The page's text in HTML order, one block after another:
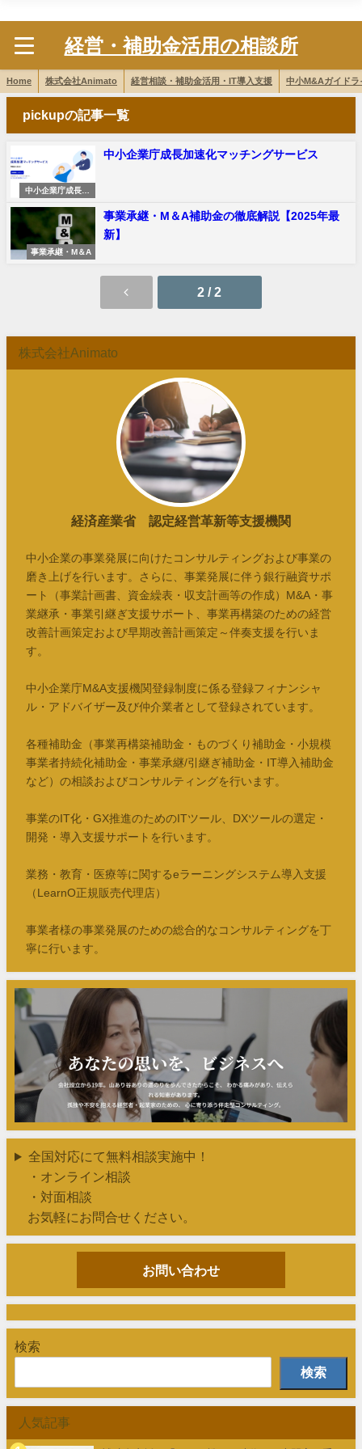
経営・補助金活用の相談所
Home 株式会社Animato 経営相談・補助金活用・IT導入支援 中小M&Aガイドラ
pickupの記事一覧
中小企業庁成長加
ービス
中小企業庁成長加速化マッチングサービス
事業承継・M＆A
事業承継・M＆A補助金の徹底解説【2025年最
新】
2 / 2
株式会社Animato
経済産業省 認定経営革新等支援機関
中小企業の事業発展に向けたコンサルティングおよび事業の
磨き上げを行います。さらに、事業発展に伴う銀行融資サポ
ート（事業計画書、資金繰表・収支計画等の作成）M&A・事
業継承・事業引継ぎ支援サポート、事業再構築のための経営
改善計画策定および早期改善計画策定～伴奏支援を行いま
す。
中小企業庁M&A支援機関登録制度に係る登録フィナンシャ
ル・アドバイザー及び仲介業者として登録されています。
各種補助金（事業再構築補助金・ものづくり補助金・小規模
事業者持続化補助金・事業承継/引継ぎ補助金・IT導入補助金
など）の相談およびコンサルティングを行います。
事業のIT化・GX推進のためのITツール、DXツールの選定・
開発・導入支援サポートを行います。
業務・教育・医療等に関するeラーニングシステム導入支援
（LearnO正規販売代理店）
事業者様の事業発展のための総合的なコンサルティングを丁
寧に行います。
全国対応にて無料相談実施中！
・オンライン相談
・対面相談
お気軽にお問合せください。
お問い合わせ
検索
検索
人気記事